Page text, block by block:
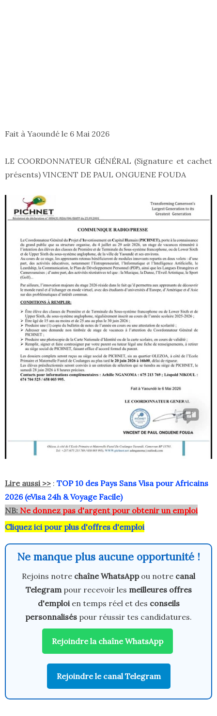
Fait à Yaoundé le 6 Mai 2026
LE COORDONNATEUR GÉNÉRAL (Signature et cachet
présents) VINCENT DE PAUL ONGUENE FOUDA
Lire aussi >> : TOP 10 des Pays Sans Visa pour Africains
2026 (eVisa 24h & Voyage Facile)
NB: Ne donnez pas d'argent pour obtenir un emploi
Cliquez ici pour plus d'offres d'emploi
Ne manque plus aucune opportunité !
Rejoins notre chaîne WhatsAppou notre canal
Telegrampour recevoir les meilleures offres
d'emploien temps réel et des conseils
personnalisés pour réussir tes candidatures.
Rejoindre la chaîne WhatsApp
Rejoindre le canal Telegram